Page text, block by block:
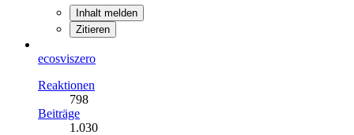
Inhalt melden
Zitieren
ecosviszero
Reaktionen
798
Beiträge
1.030